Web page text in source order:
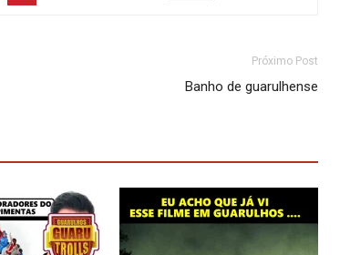
Próximo Post
Banho de guarulhense